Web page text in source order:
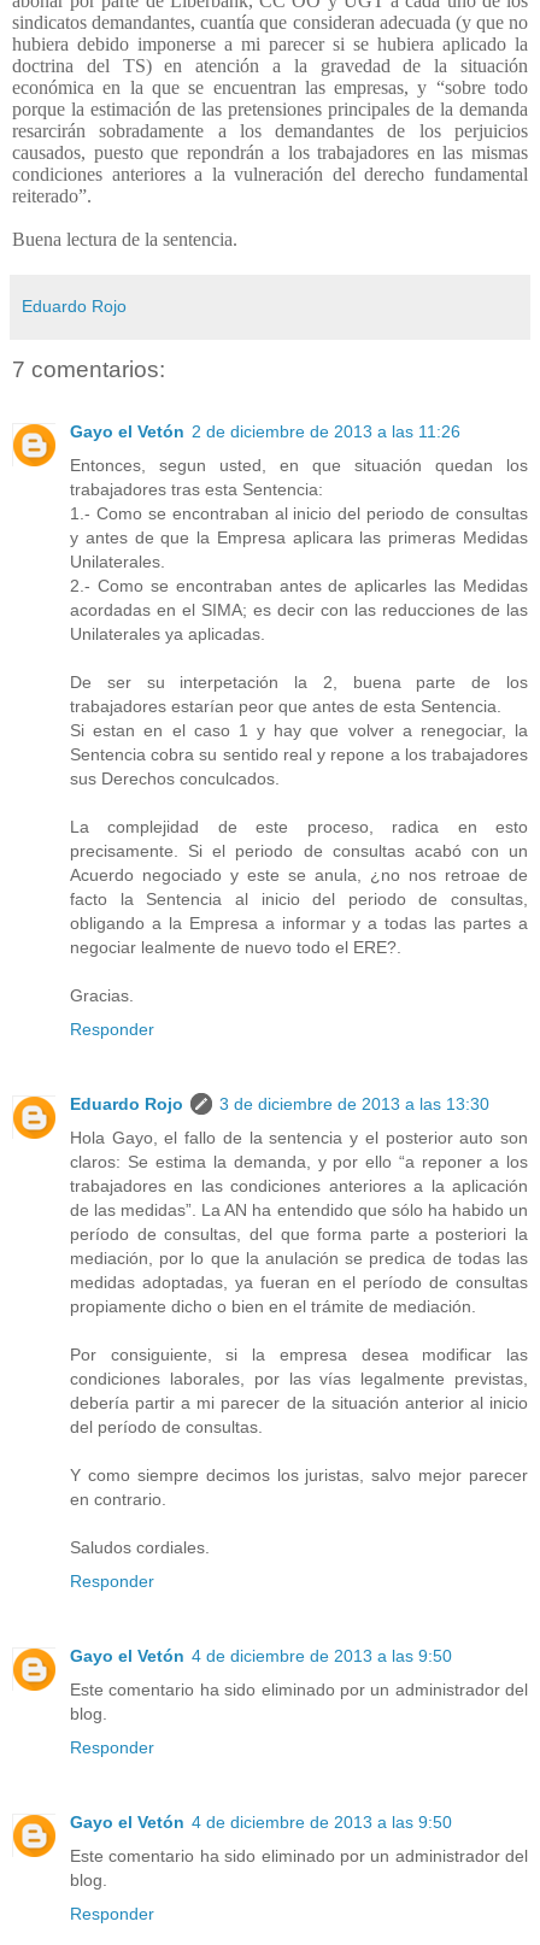
sindicatos demandantes, cuantía que consideran adecuada (y que no
hubiera debido imponerse a mi parecer si se hubiera aplicado la
doctrina del TS) en atención a la gravedad de la situación
económica en la que se encuentran las empresas, y “sobre todo
porque la estimación de las pretensiones principales de la demanda
resarcirán sobradamente a los demandantes de los perjuicios
causados, puesto que repondrán a los trabajadores en las mismas
condiciones anteriores a la vulneración del derecho fundamental
reiterado”.
Buena lectura de la sentencia.
Eduardo Rojo
7 comentarios:
Gayo el Vetón 2 de diciembre de 2013 a las 11:26
Entonces, segun usted, en que situación quedan los
trabajadores tras esta Sentencia:
1.- Como se encontraban al inicio del periodo de consultas
y antes de que la Empresa aplicara las primeras Medidas
Unilaterales.
2.- Como se encontraban antes de aplicarles las Medidas
acordadas en el SIMA; es decir con las reducciones de las
Unilaterales ya aplicadas.
De ser su interpetación la 2, buena parte de los
trabajadores estarían peor que antes de esta Sentencia.
Si estan en el caso 1 y hay que volver a renegociar, la
Sentencia cobra su sentido real y repone a los trabajadores
sus Derechos conculcados.
La complejidad de este proceso, radica en esto
precisamente. Si el periodo de consultas acabó con un
Acuerdo negociado y este se anula, ¿no nos retroae de
facto la Sentencia al inicio del periodo de consultas,
obligando a la Empresa a informar y a todas las partes a
negociar lealmente de nuevo todo el ERE?.
Gracias.
Responder
Eduardo Rojo
3 de diciembre de 2013 a las 13:30
Hola Gayo, el fallo de la sentencia y el posterior auto son
claros: Se estima la demanda, y por ello “a reponer a los
trabajadores en las condiciones anteriores a la aplicación
de las medidas”. La AN ha entendido que sólo ha habido un
período de consultas, del que forma parte a posteriori la
mediación, por lo que la anulación se predica de todas las
medidas adoptadas, ya fueran en el período de consultas
propiamente dicho o bien en el trámite de mediación.
Por consiguiente, si la empresa desea modificar las
condiciones laborales, por las vías legalmente previstas,
debería partir a mi parecer de la situación anterior al inicio
del período de consultas.
Y como siempre decimos los juristas, salvo mejor parecer
en contrario.
Saludos cordiales.
Responder
Gayo el Vetón 4 de diciembre de 2013 a las 9:50
Este comentario ha sido eliminado por un administrador del
blog.
Responder
Gayo el Vetón 4 de diciembre de 2013 a las 9:50
Este comentario ha sido eliminado por un administrador del
blog.
Responder